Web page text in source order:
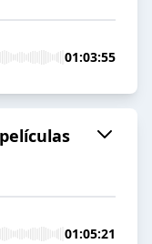
01:03:55
01:05:21